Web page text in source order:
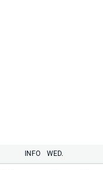
INFO WED.